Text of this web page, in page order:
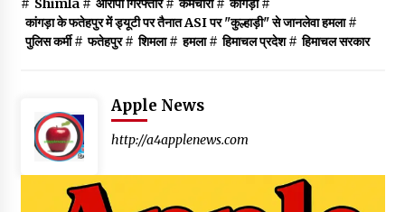
# Shimla# आरोपी गिरफ्तार# कर्मचारी# कांगड़ा#
कांगड़ा के फतेहपुर में ड्यूटी पर तैनात ASI पर "कुल्हाड़ी" से जानलेवा हमला#
पुलिस कर्मी# फतेहपुर# शिमला# हमला# हिमाचल प्रदेश# हिमाचल सरकार
Apple News
http://a4applenews.com